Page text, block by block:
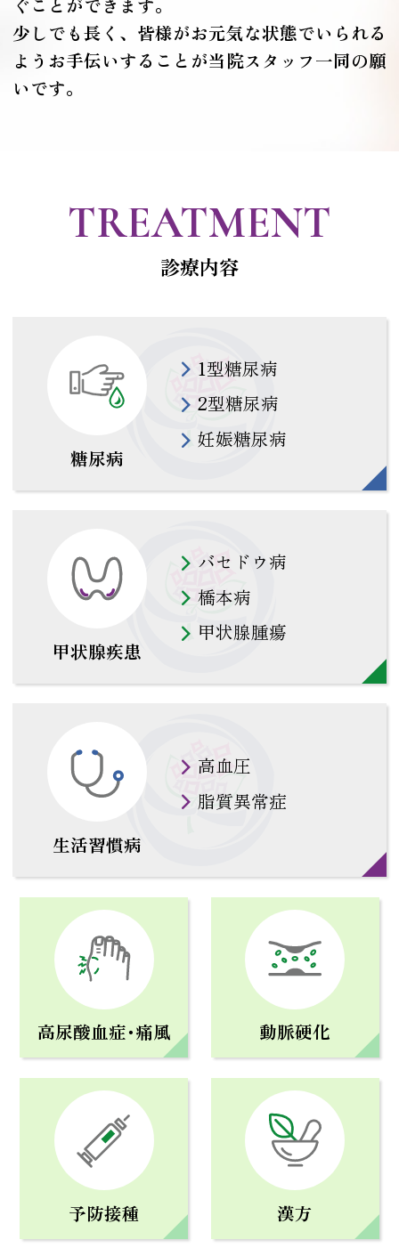
少しでも長く、皆様がお元気な状態でいられる
ようお手伝いすることが当院スタッフ一同の願
いです。
TREATMENT
診療内容
糖尿病
1型糖尿病
2型糖尿病
妊娠糖尿病
甲状腺疾患
バセドウ病
橋本病
甲状腺腫瘍
生活習慣病
高血圧
脂質異常症
高尿酸血症･痛風 動脈硬化
予防接種 漢方